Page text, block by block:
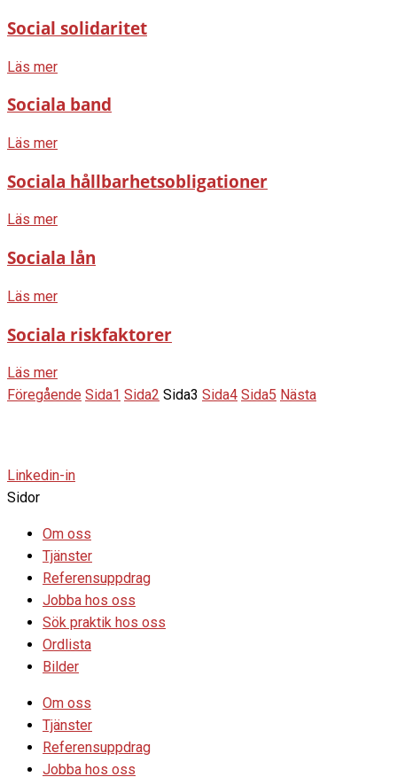
Social solidaritet
Läs mer
Sociala band
Läs mer
Sociala hållbarhetsobligationer
Läs mer
Sociala lån
Läs mer
Sociala riskfaktorer
Läs mer
Föregående Sida1 Sida2 Sida3 Sida4 Sida5 Nästa
Linkedin-in
Sidor
Om oss
Tjänster
Referensuppdrag
Jobba hos oss
Sök praktik hos oss
Ordlista
Bilder
Om oss
Tjänster
Referensuppdrag
Jobba hos oss